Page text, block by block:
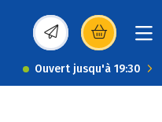
(s’ouvre dans une
Ouvert jusqu'à 19:30